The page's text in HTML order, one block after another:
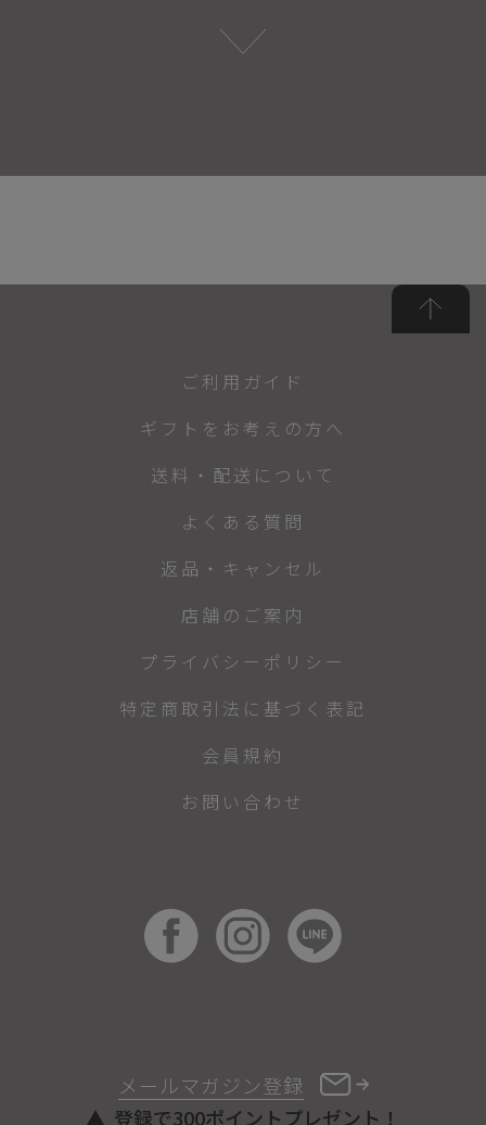
メールマガジン登録
登録で300ポイントプレゼント！
ご利用ガイド
ギフトをお考えの方へ
送料・配送について
よくある質問
返品・キャンセル
店舗のご案内
プライバシーポリシー
特定商取引法に基づく表記
会員規約
お問い合わせ